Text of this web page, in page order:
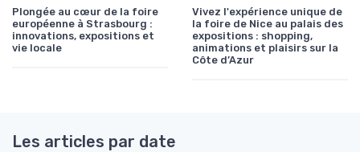
Plongée au cœur de la foire
européenne à Strasbourg :
innovations, expositions et
vie locale
Vivez l'expérience unique de
la foire de Nice au palais des
expositions : shopping,
animations et plaisirs sur la
Côte d’Azur
Les articles par date